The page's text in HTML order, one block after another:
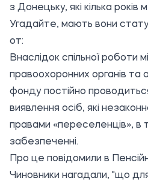
з Донецьку, які кілька
Угадайте, мають вони
от:
Внаслідок спільної роботи
правоохоронних органів та
фонду постійно
виявлення осіб, які
правами «переселенців», в
забезпеченні.
Про це повідомили в
Чиновники нагадали, "що